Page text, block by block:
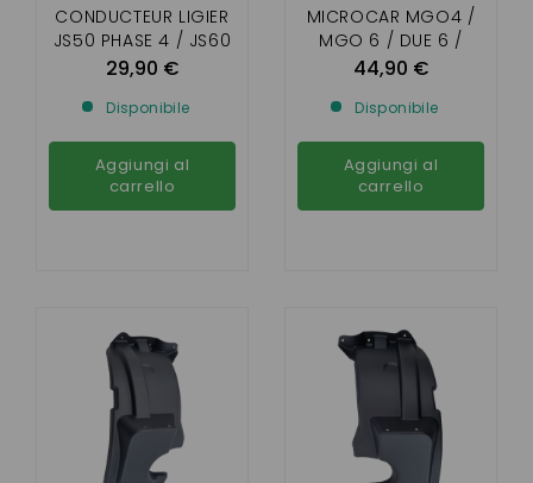
CONDUCTEUR LIGIER
JS50 PHASE 4 / JS60
/ JS66
29,90 €
Disponibile
Aggiungi al
carrello
MICROCAR MGO4 /
MGO 6 / DUE 6 /
LIGIER JS 60
44,90 €
Disponibile
Aggiungi al
carrello